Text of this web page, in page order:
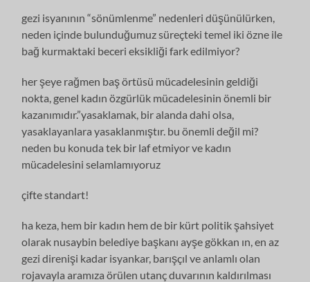
gezi isyanının “sönümlenme” nedenleri düşünülürken,
neden içinde bulunduğumuz süreçteki temel iki özne ile
bağ kurmaktaki beceri eksikliği fark edilmiyor?
her şeye rağmen baş örtüsü mücadelesinin geldiği
nokta, genel kadın özgürlük mücadelesinin önemli bir
kazanımıdır.”yasaklamak, bir alanda dahi olsa,
yasaklayanlara yasaklanmıştır. bu önemli değil mi?
neden bu konuda tek bir laf etmiyor ve kadın
mücadelesini selamlamıyoruz
çifte standart!
ha keza, hem bir kadın hem de bir kürt politik şahsiyet
olarak nusaybin belediye başkanı ayşe gökkan ın, en az
gezi direnişi kadar isyankar, barışçıl ve anlamlı olan
rojavayla aramıza örülen utanç duvarının kaldırılması